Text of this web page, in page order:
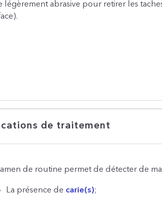
légèrement abrasive pour retirer les
de traitement
de routine permet de détecter de
La présence de carie(s);